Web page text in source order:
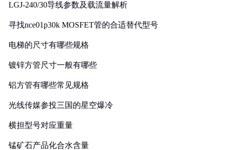
LGJ-240/30导线参数及载流量解析
寻找nce01p30k MOSFET管的合适替代型号
电梯的尺寸有哪些规格
镀锌方管尺寸一般有哪些
铝方管有哪些常见规格
光线传媒参投三国的星空爆冷
横担型号对应重量
锰矿石产品化合水含量